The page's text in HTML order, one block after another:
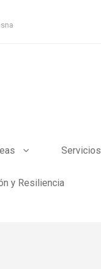
Servicios
y Resiliencia